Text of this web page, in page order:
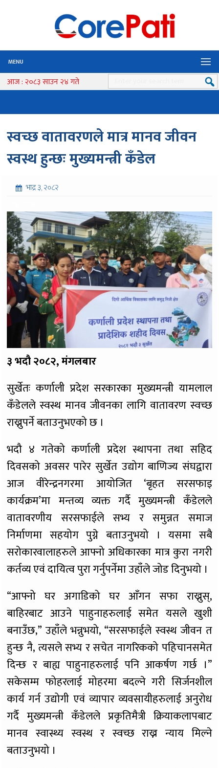
MENU
आज : २०८३ साउन २४ गते
स्वच्छ वातावरणले मात्र मानव जीवन
स्वस्थ हुन्छः मुख्यमन्त्री कँडेल
भाद्र ३, २०८२
३ भदौ २०८२, मंगलबार
सुर्खेतः कर्णाली प्रदेश सरकारका मुख्यमन्त्री यामलाल
कँडेलले स्वस्थ मानव जीवनका लागि वातावरण स्वच्छ
राख्नुपर्ने बताउनुभएको छ ।
भदौ ४ गतेको कर्णाली प्रदेश स्थापना तथा सहिद
दिवसको अवसर पारेर सुर्खेत उद्योग बाणिज्य संघद्वारा
आज वीरेन्द्रनगरमा आयोजित ‘बृहत सरसफाइ
कार्यक्रम’मा मन्तव्य व्यक्त गर्दै मुख्यमन्त्री कँडेलले
वातावरणीय सरसफाईले सभ्य र समुन्नत समाज
निर्माणमा सहयोग पुग्ने बताउनुभयो । यसमा सबै
सरोकारवालाहरुले आफ्नो अधिकारका मात्र कुरा नगरी
कर्तव्य एवं दायित्व पुरा गर्नुपर्नेमा उहाँले जोड दिनुभयो ।
“आफ्नो घर अगाडिको घर आँगन सफा राख्नुस्,
बाहिरबाट आउने पाहुनाहरुलाई समेत यसले खुशी
बनाउँछ,” उहाँले भन्नुभयो, “सरसफाईले स्वस्थ जीवन त
हुन्छ नै, त्यसले सभ्य र सचेत नागरिकको पहिचानसमेत
दिन्छ र बाह्य पाहुनाहरुलाई पनि आकर्षण गर्छ ।”
सकेसम्म फोहरलाई मोहरमा बदल्ने गरी सिर्जनशील
कार्य गर्न उद्योगी एवं व्यापार व्यवसायीहरुलाई अनुरोध
गर्दै मुख्यमन्त्री कँडेलले प्रकृतिमैत्री क्रियाकलापबाट
मानव स्वास्थ्य स्वस्थ र स्वच्छ राख्न न्याय मिल्ने
बताउनुभयो ।